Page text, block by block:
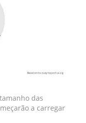
das
a carregar